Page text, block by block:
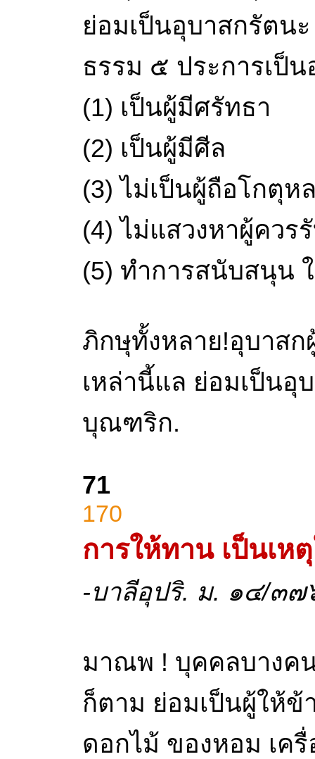
ย่อมเป็นอุบาสกรัตน
ธรรม ๕ ประการเป็น
(1) เป็นผู้มีศรัทธา
(2) เป็นผู้มีศีล
(3) ไม่เป็นผู้ถือโกตุห
(4) ไม่แสวงหาผู้คว
(5) ทำการสนับสนุน
ภิกษุทั้งหลาย!อุบาส
เหล่านี้แล ย่อมเป็น
บุณฑริก.
71
170
การให้ทาน เป็นเห
-บาลีอุปริ. ม. ๑๔/๓
มาณพ ! บุคคลบางค
ก็ตาม ย่อมเป็นผู้ให้ข้
ดอกไม้ ของหอม เค